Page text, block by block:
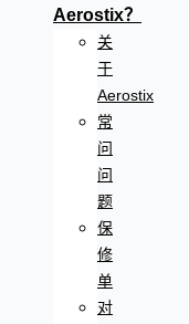
Aerostix？
关
于
Aerostix
常
问
问
题
保
修
单
对